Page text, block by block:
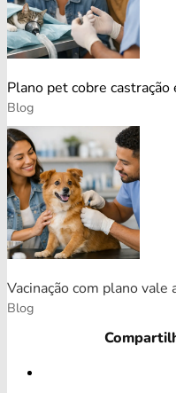
Plano pet cobre castração
Blog
Vacinação com plano vale
Blog